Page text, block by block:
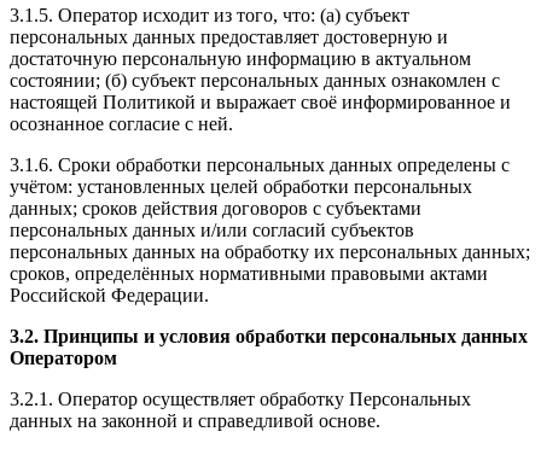
3.1.5. Оператор исходит из того, что: (а) субъект
персональных данных предоставляет достоверную и
достаточную персональную информацию в актуальном
состоянии; (б) субъект персональных данных ознакомлен с
настоящей Политикой и выражает своё информированное и
осознанное согласие с ней.
3.1.6. Сроки обработки персональных данных определены с
учётом: установленных целей обработки персональных
данных; сроков действия договоров с субъектами
персональных данных и/или согласий субъектов
персональных данных на обработку их персональных данных;
сроков, определённых нормативными правовыми актами
Российской Федерации.
3.2. Принципы и условия обработки персональных данных
Оператором
3.2.1. Оператор осуществляет обработку Персональных
данных на законной и справедливой основе.